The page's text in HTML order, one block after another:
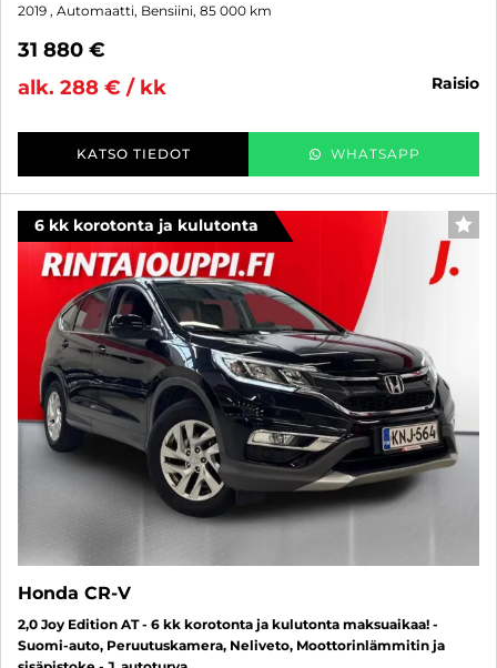
2019 , Automaatti, Bensiini, 85 000 km
31 880 €
alk. 288 € / kk
raisio
KATSO TIEDOT WHATSAPP
6 kk korotonta ja kulutonta
Honda CR-V
2,0 Joy Edition AT - 6 kk korotonta ja kulutonta maksuaikaa! -
Suomi-auto, Peruutuskamera, Neliveto, Moottorinlämmitin ja